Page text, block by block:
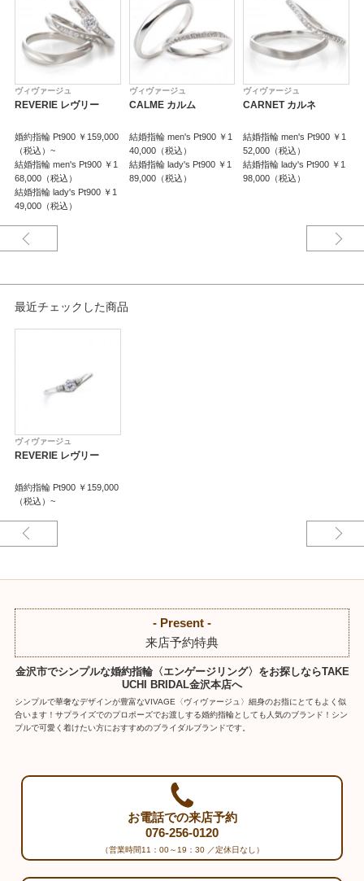
婚約指輪 キュート
紹介文
VIVAGE 【Reverie】レヴリー ~夢想~夢の中でもあなたを想う
ヴィヴァージュ
REVERIE レヴリー
婚約指輪 Pt900 ￥159,000
（税込）~
結婚指輪 men's Pt900 ￥1
68,000（税込）
結婚指輪 lady's Pt900 ￥1
49,000（税込）
ヴィヴァージュ
CALME カルム
結婚指輪 men's Pt900 ￥1
40,000（税込）
結婚指輪 lady's Pt900 ￥1
89,000（税込）
ヴィヴァージュ
CARNET カルネ
結婚指輪 men's Pt900 ￥1
52,000（税込）
結婚指輪 lady's Pt900 ￥1
98,000（税込）
最近チェックした商品
ヴィヴァージュ
REVERIE レヴリー
婚約指輪 Pt900 ￥159,000
（税込）~
- Present -
来店予約特典
金沢市でシンプルな婚約指輪〈エンゲージリング〉をお探しならTAKE
UCHI BRIDAL金沢本店へ
シンプルで華奢なデザインが豊富なVIVAGE〈ヴィヴァージュ〉細身のお指にとてもよく似
合います！サプライズでのプロポーズでお渡しする婚約指輪としても人気のブランド！シン
プルで可愛く着けたい方におすすめのブライダルブランドです。
お電話での来店予約
076-256-0120
（営業時間11：00～19：30 ／定休日なし）